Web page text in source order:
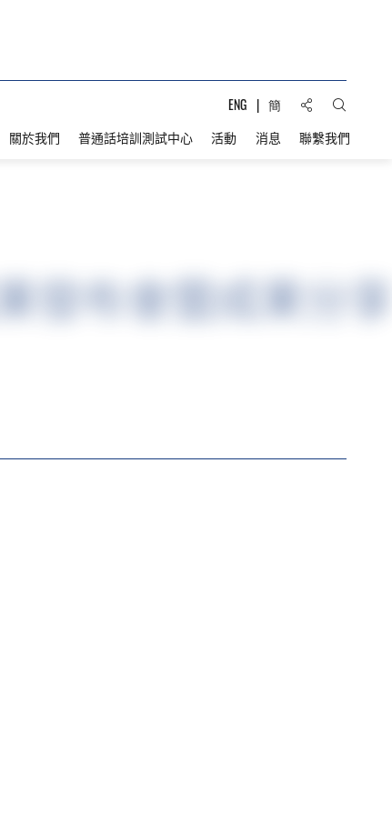
ENG 簡 分享到:打開搜
關於我們 普通話培訓測試中心 活動 消息 聯繫我們
發布會暨成果分